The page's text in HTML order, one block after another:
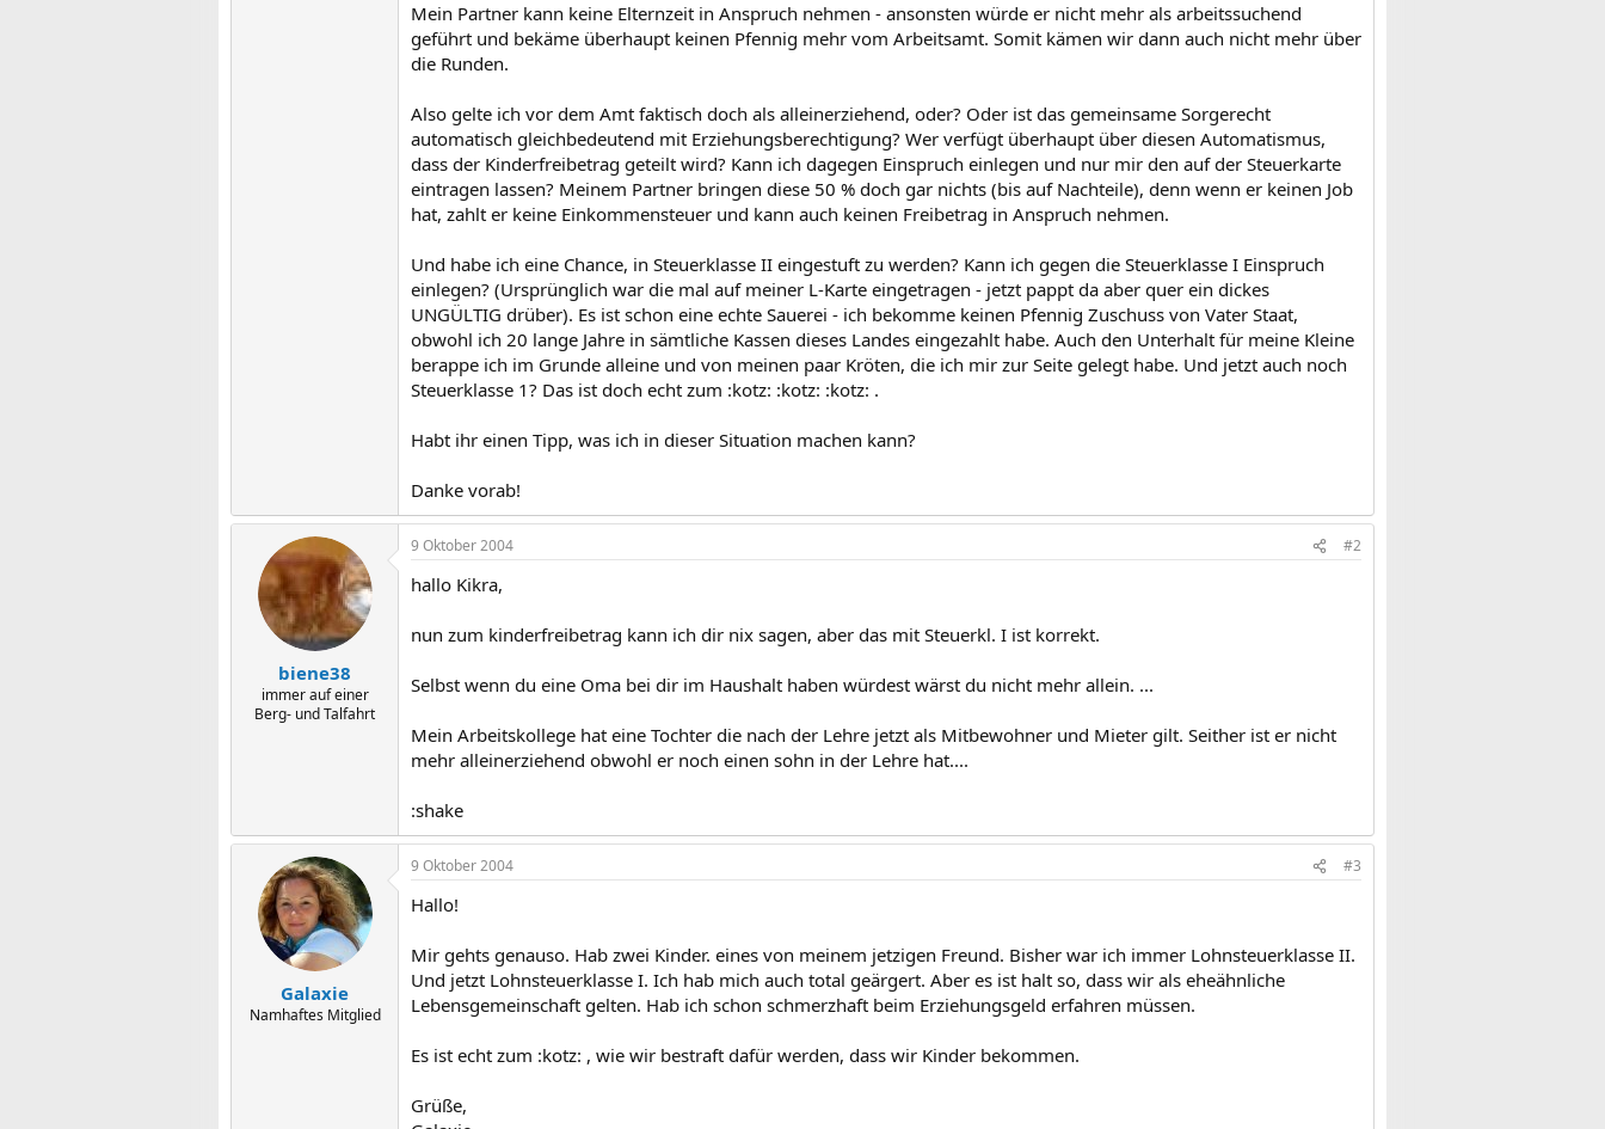
Mein Partner kann keine Elternzeit in Anspruch nehmen - ansonsten würde er nicht mehr als arbeitssuchend
geführt und bekäme überhaupt keinen Pfennig mehr vom Arbeitsamt. Somit kämen wir dann auch nicht mehr über
die Runden.
Also gelte ich vor dem Amt faktisch doch als alleinerziehend, oder? Oder ist das gemeinsame Sorgerecht
automatisch gleichbedeutend mit Erziehungsberechtigung? Wer verfügt überhaupt über diesen Automatismus,
dass der Kinderfreibetrag geteilt wird? Kann ich dagegen Einspruch einlegen und nur mir den auf der Steuerkarte
eintragen lassen? Meinem Partner bringen diese 50 % doch gar nichts (bis auf Nachteile), denn wenn er keinen Job
hat, zahlt er keine Einkommensteuer und kann auch keinen Freibetrag in Anspruch nehmen.
Und habe ich eine Chance, in Steuerklasse II eingestuft zu werden? Kann ich gegen die Steuerklasse I Einspruch
einlegen? (Ursprünglich war die mal auf meiner L-Karte eingetragen - jetzt pappt da aber quer ein dickes
UNGÜLTIG drüber). Es ist schon eine echte Sauerei - ich bekomme keinen Pfennig Zuschuss von Vater Staat,
obwohl ich 20 lange Jahre in sämtliche Kassen dieses Landes eingezahlt habe. Auch den Unterhalt für meine Kleine
berappe ich im Grunde alleine und von meinen paar Kröten, die ich mir zur Seite gelegt habe. Und jetzt auch noch
Steuerklasse 1? Das ist doch echt zum :kotz: :kotz: :kotz: .
Habt ihr einen Tipp, was ich in dieser Situation machen kann?
Danke vorab!
biene38
immer auf einer
Berg- und Talfahrt
9 Oktober 2004 #2
hallo Kikra,
nun zum kinderfreibetrag kann ich dir nix sagen, aber das mit Steuerkl. I ist korrekt.
Selbst wenn du eine Oma bei dir im Haushalt haben würdest wärst du nicht mehr allein. ...
Mein Arbeitskollege hat eine Tochter die nach der Lehre jetzt als Mitbewohner und Mieter gilt. Seither ist er nicht
mehr alleinerziehend obwohl er noch einen sohn in der Lehre hat....
:shake
Galaxie
Namhaftes Mitglied
9 Oktober 2004 #3
Hallo!
Mir gehts genauso. Hab zwei Kinder. eines von meinem jetzigen Freund. Bisher war ich immer Lohnsteuerklasse II.
Und jetzt Lohnsteuerklasse I. Ich hab mich auch total geärgert. Aber es ist halt so, dass wir als eheähnliche
Lebensgemeinschaft gelten. Hab ich schon schmerzhaft beim Erziehungsgeld erfahren müssen.
Es ist echt zum :kotz: , wie wir bestraft dafür werden, dass wir Kinder bekommen.
Grüße,